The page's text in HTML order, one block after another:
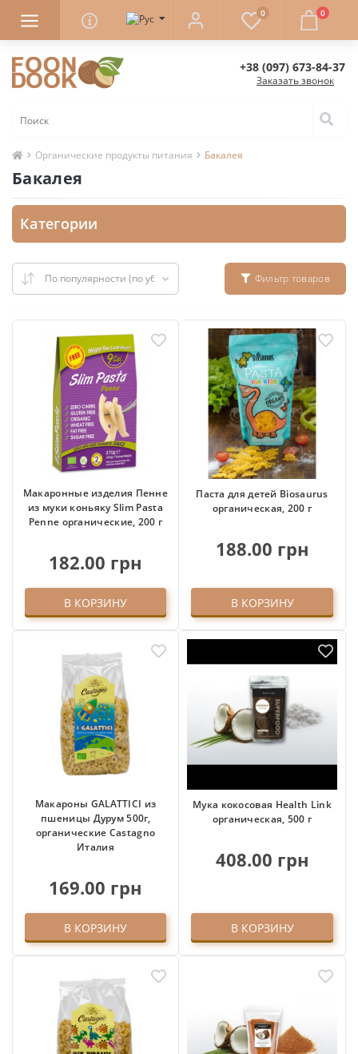
0 0
+38 (097) 673-84-37
Заказать звонок
Органические продукты питания Бакалея
Бакалея
Категории
Фильтр товаров
Макаронные изделия Пенне
из муки коньяку Slim Pasta
Penne органические, 200 г
182.00 грн
В КОРЗИНУ
Паста для детей Biosaurus
органическая, 200 г
188.00 грн
В КОРЗИНУ
Макароны GALATTICI из
пшеницы Дурум 500г,
органические Castagno
Италия
169.00 грн
В КОРЗИНУ
Мука кокосовая Health Link
органическая, 500 г
408.00 грн
В КОРЗИНУ